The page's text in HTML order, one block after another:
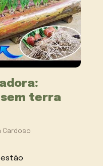
terra
Cardoso
estão